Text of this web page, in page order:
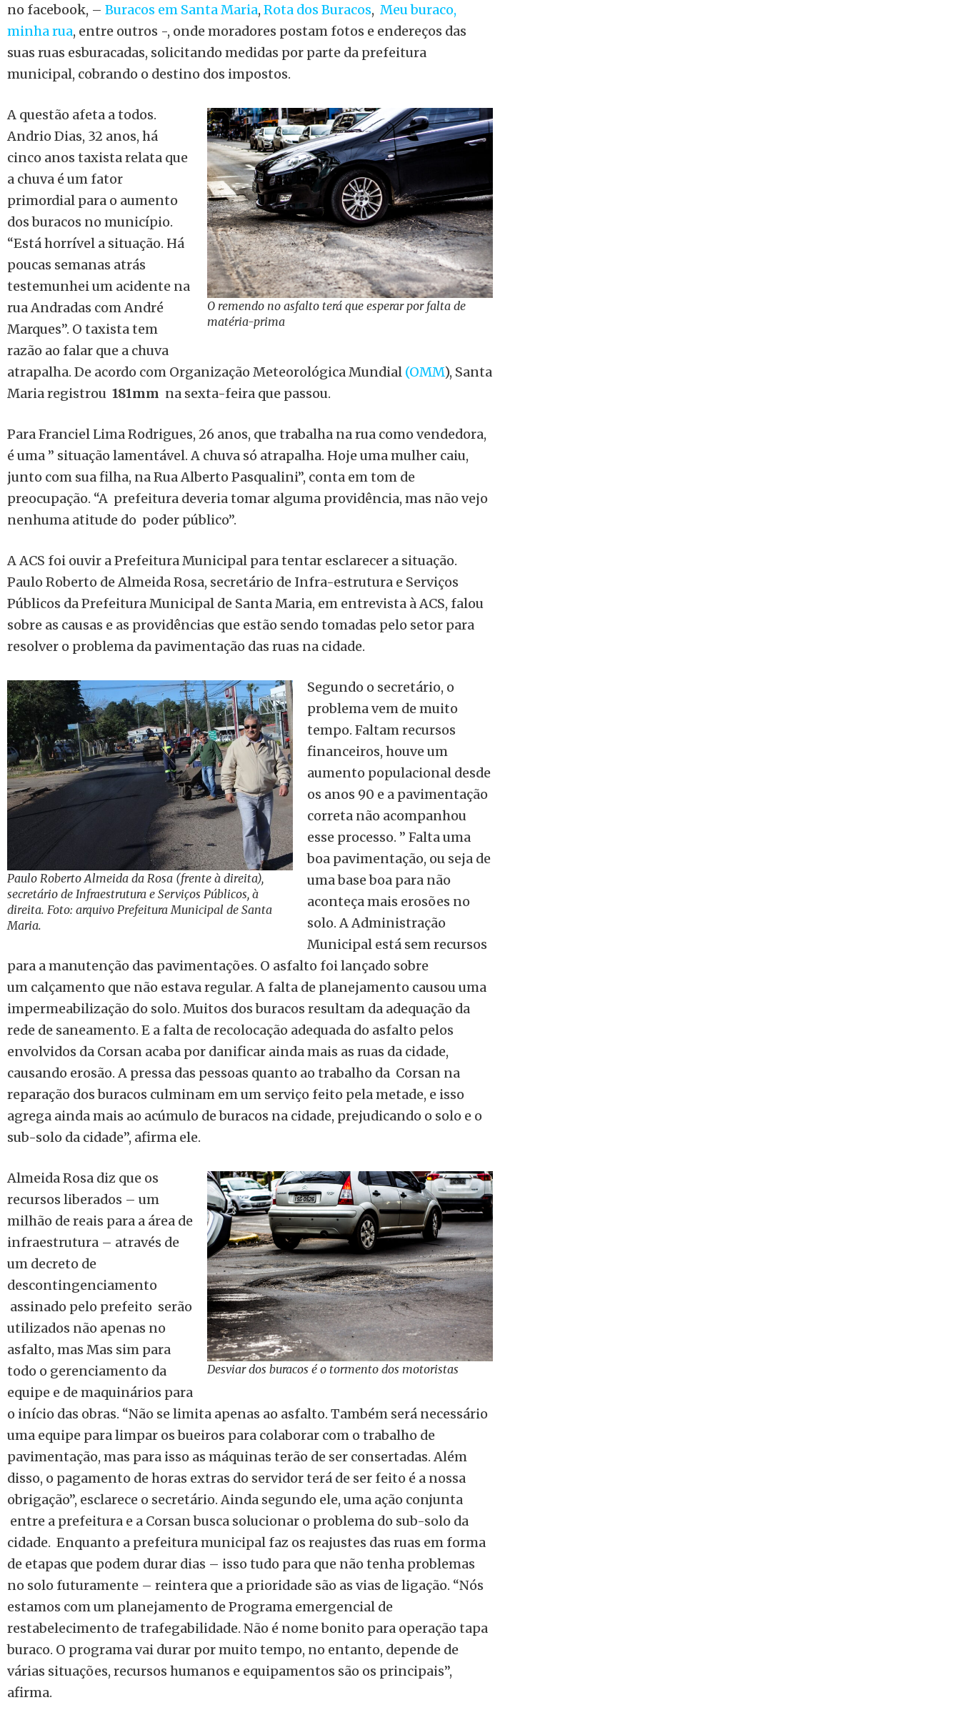
no facebook, – Buracos em Santa Maria, Rota dos Buracos, Meu buraco,
minha rua, entre outros -, onde moradores postam fotos e endereços das
suas ruas esburacadas, solicitando medidas por parte da prefeitura
municipal, cobrando o destino dos impostos.
O remendo no asfalto terá que esperar por falta de
matéria-prima
A questão afeta a todos.
Andrio Dias, 32 anos, há
cinco anos taxista relata que
a chuva é um fator
primordial para o aumento
dos buracos no município.
“Está horrível a situação. Há
poucas semanas atrás
testemunhei um acidente na
rua Andradas com André
Marques”. O taxista tem
razão ao falar que a chuva
atrapalha. De acordo com Organização Meteorológica Mundial (OMM), Santa
Maria registrou 181mm na sexta-feira que passou.
Para Franciel Lima Rodrigues, 26 anos, que trabalha na rua como vendedora,
é uma ” situação lamentável. A chuva só atrapalha. Hoje uma mulher caiu,
junto com sua filha, na Rua Alberto Pasqualini”, conta em tom de
preocupação. “A prefeitura deveria tomar alguma providência, mas não vejo
nenhuma atitude do poder público”.
A ACS foi ouvir a Prefeitura Municipal para tentar esclarecer a situação.
Paulo Roberto de Almeida Rosa, secretário de Infra-estrutura e Serviços
Públicos da Prefeitura Municipal de Santa Maria, em entrevista à ACS, falou
sobre as causas e as providências que estão sendo tomadas pelo setor para
resolver o problema da pavimentação das ruas na cidade.
Paulo Roberto Almeida da Rosa (frente à direita),
secretário de Infraestrutura e Serviços Públicos, à
direita. Foto: arquivo Prefeitura Municipal de Santa
Maria.
Segundo o secretário, o
problema vem de muito
tempo. Faltam recursos
financeiros, houve um
aumento populacional desde
os anos 90 e a pavimentação
correta não acompanhou
esse processo. ” Falta uma
boa pavimentação, ou seja de
uma base boa para não
aconteça mais erosões no
solo. A Administração
Municipal está sem recursos
para a manutenção das pavimentações. O asfalto foi lançado sobre
um calçamento que não estava regular. A falta de planejamento causou uma
impermeabilização do solo. Muitos dos buracos resultam da adequação da
rede de saneamento. E a falta de recolocação adequada do asfalto pelos
envolvidos da Corsan acaba por danificar ainda mais as ruas da cidade,
causando erosão. A pressa das pessoas quanto ao trabalho da Corsan na
reparação dos buracos culminam em um serviço feito pela metade, e isso
agrega ainda mais ao acúmulo de buracos na cidade, prejudicando o solo e o
sub-solo da cidade”, afirma ele.
Desviar dos buracos é o tormento dos motoristas
Almeida Rosa diz que os
recursos liberados – um
milhão de reais para a área de
infraestrutura – através de
um decreto de
descontingenciamento
assinado pelo prefeito serão
utilizados não apenas no
asfalto, mas Mas sim para
todo o gerenciamento da
equipe e de maquinários para
o início das obras. “Não se limita apenas ao asfalto. Também será necessário
uma equipe para limpar os bueiros para colaborar com o trabalho de
pavimentação, mas para isso as máquinas terão de ser consertadas. Além
disso, o pagamento de horas extras do servidor terá de ser feito é a nossa
obrigação”, esclarece o secretário. Ainda segundo ele, uma ação conjunta
entre a prefeitura e a Corsan busca solucionar o problema do sub-solo da
cidade. Enquanto a prefeitura municipal faz os reajustes das ruas em forma
de etapas que podem durar dias – isso tudo para que não tenha problemas
no solo futuramente – reintera que a prioridade são as vias de ligação. “Nós
estamos com um planejamento de Programa emergencial de
restabelecimento de trafegabilidade. Não é nome bonito para operação tapa
buraco. O programa vai durar por muito tempo, no entanto, depende de
várias situações, recursos humanos e equipamentos são os principais”,
afirma.